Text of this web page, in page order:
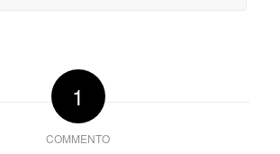
1
COMMENTO